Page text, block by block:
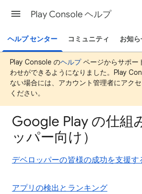
Play Console ヘルプ
ヘルプ センター コミュニティ お知ら
Play Console のヘルプページからサポー
わせができるようになりました。Play
ない場合には、アカウント管理者にアク
ください。
Google Play の仕組
ッパー向け）
デベロッパーの皆様の成功を支援
アプリの検出とランキング